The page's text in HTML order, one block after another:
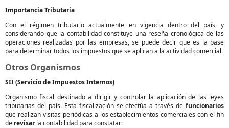
Importancia Tributaria
Con el régimen tributario actualmente en vigencia dentro del país, y
considerando que la contabilidad constituye una reseña cronológica de las
operaciones realizadas por las empresas, se puede decir que es la base
para determinar todos los impuestos que se aplican a la actividad comercial.
Otros Organismos
SII (Servicio de Impuestos Internos)
Organismo fiscal destinado a dirigir y controlar la aplicación de las leyes
tributarias del país. Esta fiscalización se efectúa a través de funcionarios
que realizan visitas periódicas a los establecimientos comerciales con el fin
de revisarla contabilidad para constatar: